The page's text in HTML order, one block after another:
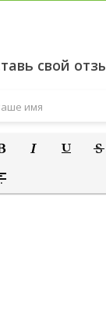
свой
спойлера